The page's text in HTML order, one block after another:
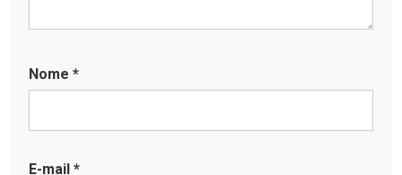
Nome *
E-mail *